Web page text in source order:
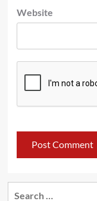
Website